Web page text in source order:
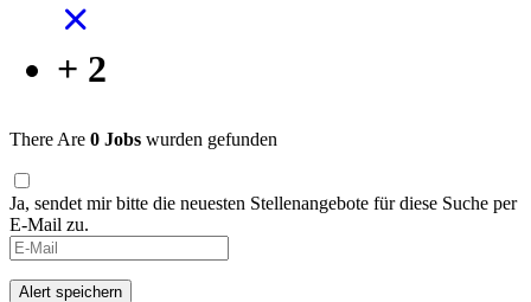
+ 2
There Are 0 Jobs wurden gefunden
Ja, sendet mir bitte die neuesten Stellenangebote für diese Suche per
E-Mail zu.
Alert speichern